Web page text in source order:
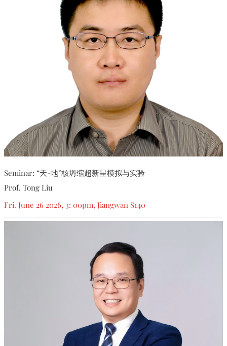
Seminar: “天-地”核坍缩超新星模拟与实验
Prof. Tong Liu
Fri. June 26 2026, 3: 00pm, Jiangwan S140